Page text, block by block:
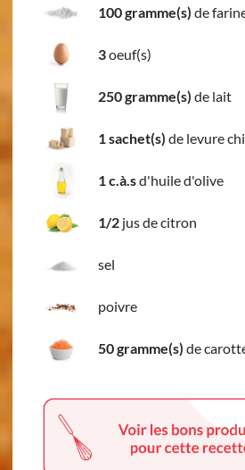
100 gramme(s) de
3oeuf(s)
250 gramme(s) de lait
1 sachet(s) de levure
1 c.à.sd'huile d'olive
1/2 jus de citron
sel
poivre
50 gramme(s) de